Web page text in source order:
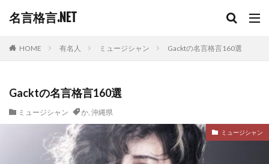
名言格言.NET
HOME 有名人 ミュージシャン Gacktの名言格言160選
Gacktの名言格言160選
ミュージシャン か, 沖縄県
ミュージシャン